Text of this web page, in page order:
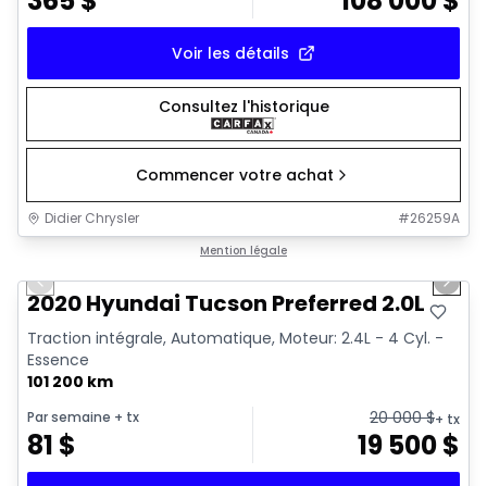
Voir les détails
Consultez l'historique
Commencer votre achat
Didier Chrysler #26259A
Mention légale
Previous slide Next
2020 Hyundai Tucson Preferred 2.0L
Traction intégrale, Automatique, Moteur: 2.4L - 4 Cyl. -
Essence
101 200 km
Par semaine + tx
81 $
20 000$+ tx
19 500$